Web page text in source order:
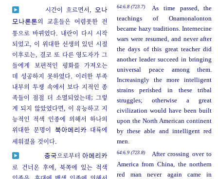
시간이 흐르면서,
오나
모나론톤의 교훈들은 어렴풋한 전
통으로 바뀌었다. 내란이 다시 시작
되었고, 이 위대한 선생의 있던 시절
이후로는, 결코 또 다른 영도자가 그
들에게 보편적인 평화를 가져오는
데 성공하지 못하였다. 이러한 부족
내부의 투쟁 속에서 보다 지적인 종
족들이 점점 더 소멸되었는데; 그렇
게 되지 않았었다면, 이 유능하고 지
능적인 적색 인종에 의해서 하나의
위대한 문명이
북아메리카
대륙에
세워졌을 것이다.
64:6.8 (723.7)
As time passed, the
teachings of Onamonalonton
became hazy traditions. Internecine
wars were resumed, and never after
the days of this great teacher did
another leader succeed in bringing
universal peace among them.
Increasingly the more intelligent
strains perished in these tribal
struggles; otherwise a great
civilization would have been built
upon the North American continent
by these able and intelligent red
men.
중국으로부터 아메리카
로 건너온 후에, 북쪽에 있는 적색
64:6.9 (723.8)
After crossing over to
America from China, the northern
red man never again came in